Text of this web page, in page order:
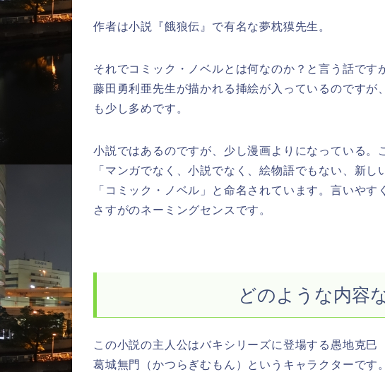
作者は小説『餓狼伝』で有名な夢枕獏先生。
それでコミック・ノベルとは何なのか？と言う話です
藤田勇利亜先生が描かれる挿絵が入っているのですが
も少し多めです。
小説ではあるのですが、少し漫画よりになっている。
「マンガでなく、小説でなく、絵物語でもない、新し
「コミック・ノベル」と命名されています。言いやす
さすがのネーミングセンスです。
どのような内容
この小説の主人公はバキシリーズに登場する愚地克巳
葛城無門（かつらぎむもん）というキャラクターです。